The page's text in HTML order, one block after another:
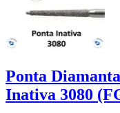
Ponta
Inativa 3080